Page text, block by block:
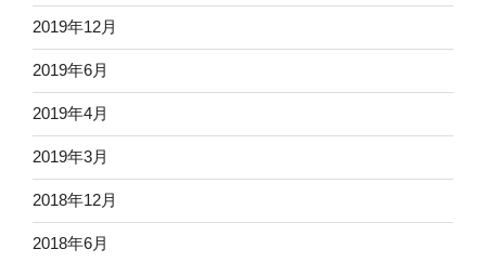
2019年12月
2019年6月
2019年4月
2019年3月
2018年12月
2018年6月